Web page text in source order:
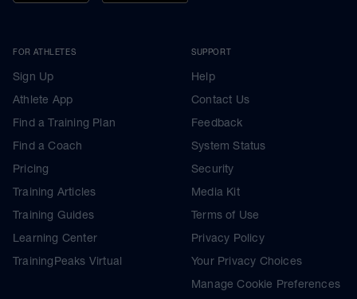
FOR ATHLETES
Sign Up
Athlete App
Find a Training Plan
Find a Coach
Pricing
Training Articles
Training Guides
Learning Center
TrainingPeaks Virtual
SUPPORT
Help
Contact Us
Feedback
System Status
Security
Media Kit
Terms of Use
Privacy Policy
Your Privacy Choices
Manage Cookie Preferences